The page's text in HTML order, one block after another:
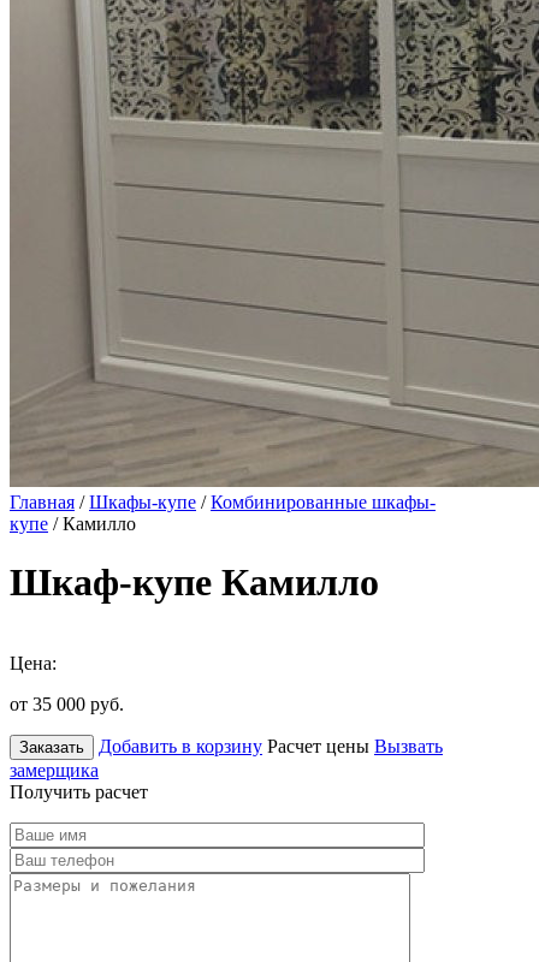
Главная /Шкафы-купе /Комбинированные шкафы-
купе / Камилло
Шкаф-купе Камилло
Цена:
от 35 000 руб.
Заказать Добавить в корзину Расчет цены Вызвать
замерщика
Получить расчет